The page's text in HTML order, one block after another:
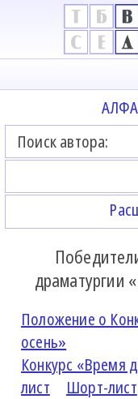
драматургии
Положение о
осень»
Конкурс «Время
лист
Шорт-лист